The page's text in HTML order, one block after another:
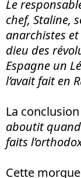
Le
chef, Staline,
anarchistes
dieu des
Espagne un
l’avait fait en
La
aboutit
faits
Cette